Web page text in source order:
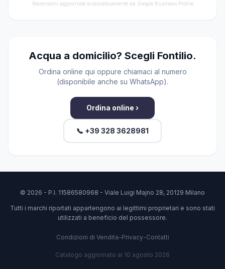
Recensioni aggiornate automaticamente da Google Business Profile
Acqua a domicilio? Scegli Fontilio.
Ordina online qui oppure chiamaci al numero
(disponibile anche su WhatsApp).
Ordina online ›
📞 +39 328 3628981
© 2026 - P.I. 11586580968 - Viale Luigi Majno 28, 20129 Milano
Tutti i marchi riportati appartengono ai legittimi proprietari e sono stati
utilizzati a beneficio del possessore.
Condizioni di Vendita-Privacy-Contatti
Catalogo aggiornato al 10 agosto 2026